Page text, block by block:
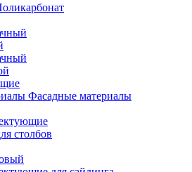
Фасадные материалы
столбов